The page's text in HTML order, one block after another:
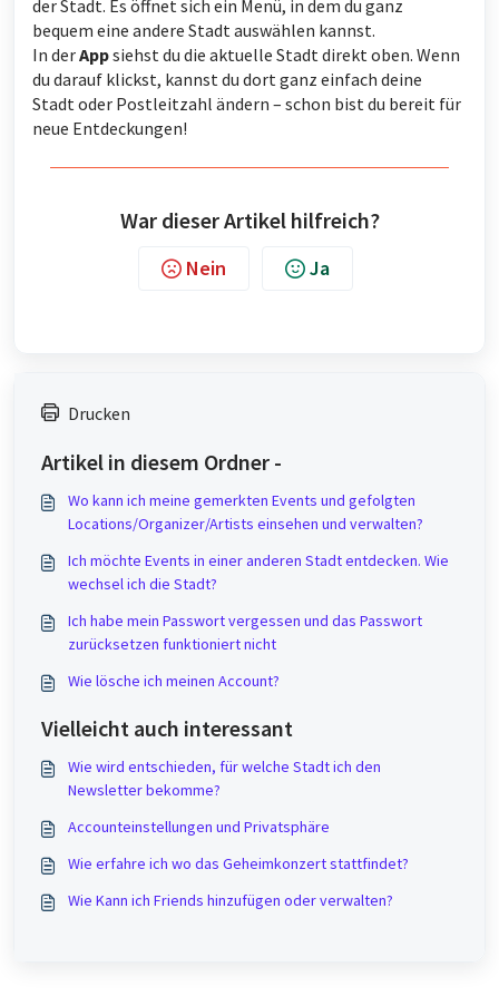
der Stadt. Es öffnet sich ein Menü, in dem du ganz
bequem eine andere Stadt auswählen kannst.
In derAppsiehst du die aktuelle Stadt direkt oben. Wenn
du darauf klickst, kannst du dort ganz einfach deine
Stadt oder Postleitzahl ändern – schon bist du bereit für
neue Entdeckungen!
War dieser Artikel hilfreich?
Nein Ja
Drucken
Artikel in diesem Ordner -
Wo kann ich meine gemerkten Events und gefolgten
Locations/Organizer/Artists einsehen und verwalten?
Ich möchte Events in einer anderen Stadt entdecken. Wie
wechsel ich die Stadt?
Ich habe mein Passwort vergessen und das Passwort
zurücksetzen funktioniert nicht
Wie lösche ich meinen Account?
Vielleicht auch interessant
Wie wird entschieden, für welche Stadt ich den
Newsletter bekomme?
Accounteinstellungen und Privatsphäre
Wie erfahre ich wo das Geheimkonzert stattfindet?
Wie Kann ich Friends hinzufügen oder verwalten?